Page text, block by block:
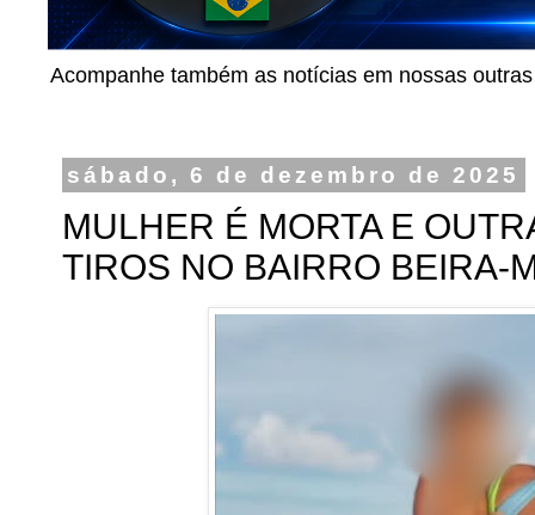
Acompanhe também as notícias em nossas
sábado, 6 de dezembro de 2025
MULHER É MORTA E
TIROS NO BAIRRO BEIRA-